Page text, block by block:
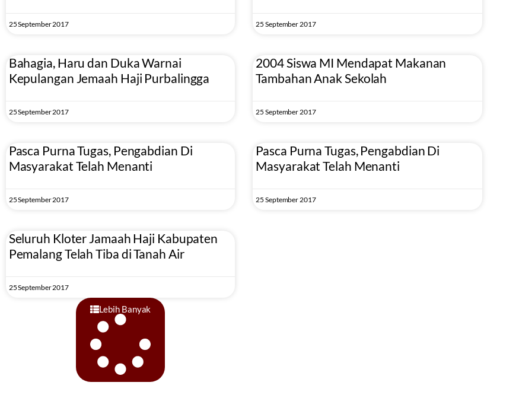
25 September 2017 25 September 2017
Bahagia, Haru dan Duka Warnai
Kepulangan Jemaah Haji Purbalingga
25 September 2017
2004 Siswa MI Mendapat Makanan
Tambahan Anak Sekolah
25 September 2017
Pasca Purna Tugas, Pengabdian Di
Masyarakat Telah Menanti
25 September 2017
Pasca Purna Tugas, Pengabdian Di
Masyarakat Telah Menanti
25 September 2017
Seluruh Kloter Jamaah Haji Kabupaten
Pemalang Telah Tiba di Tanah Air
25 September 2017
Lebih Banyak